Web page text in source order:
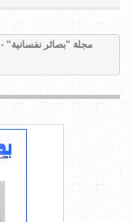
مجلة "بصائر نفسانية" -